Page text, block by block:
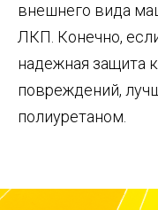
внешнего вида
ЛКП. Конечно,
надежная защита
повреждений,
полиуретаном.